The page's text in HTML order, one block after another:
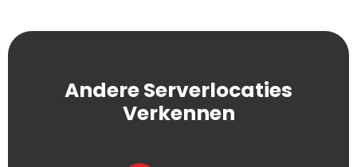
Andere Serverlocaties
Verkennen